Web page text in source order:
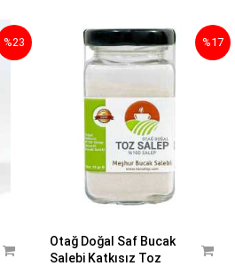
%23 %17
Otağ Doğal Saf Bucak
Salebi Katkısız Toz